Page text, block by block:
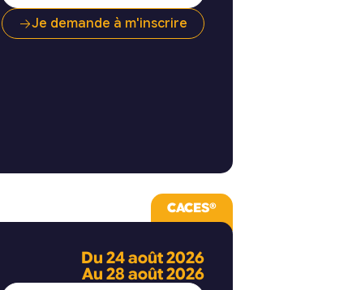
Je demande à m'inscrire
CACES®
Du 24 août 2026
Au 28 août 2026